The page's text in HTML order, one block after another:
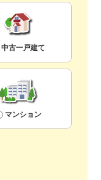
中古一戸建て
マンション